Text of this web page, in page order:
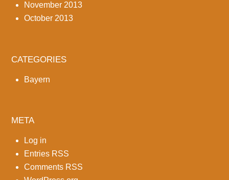
November 2013
October 2013
CATEGORIES
Bayern
META
Log in
Entries RSS
Comments RSS